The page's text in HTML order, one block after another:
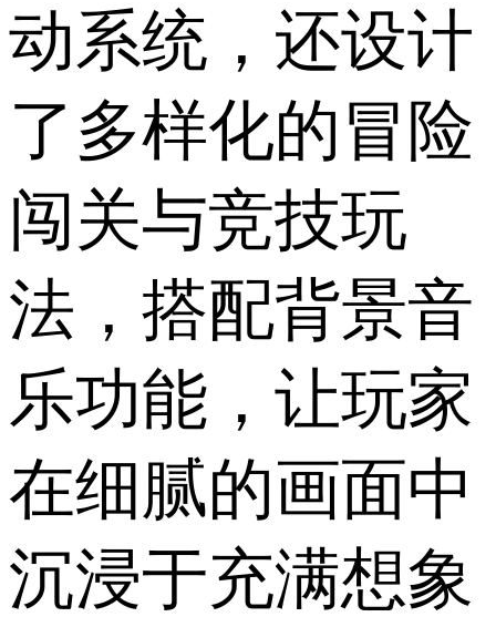
动系统，还设计
了多样化的冒险
闯关与竞技玩
法，搭配背景音
乐功能，让玩家
在细腻的画面中
沉浸于充满想象